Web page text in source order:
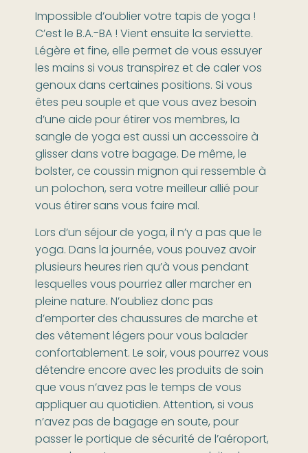
Impossible d’oublier votre tapis de yoga !
C’est le B.A.-BA ! Vient ensuite la serviette.
Légère et fine, elle permet de vous essuyer
les mains si vous transpirez et de caler vos
genoux dans certaines positions. Si vous
êtes peu souple et que vous avez besoin
d’une aide pour étirer vos membres, la
sangle de yoga est aussi un accessoire à
glisser dans votre bagage. De même, le
bolster, ce coussin mignon qui ressemble à
un polochon, sera votre meilleur allié pour
vous étirer sans vous faire mal.
Lors d’un séjour de yoga, il n’y a pas que le
yoga. Dans la journée, vous pouvez avoir
plusieurs heures rien qu’à vous pendant
lesquelles vous pourriez aller marcher en
pleine nature. N’oubliez donc pas
d’emporter des chaussures de marche et
des vêtement légers pour vous balader
confortablement. Le soir, vous pourrez vous
détendre encore avec les produits de soin
que vous n’avez pas le temps de vous
appliquer au quotidien. Attention, si vous
n’avez pas de bagage en soute, pour
passer le portique de sécurité de l’aéroport,